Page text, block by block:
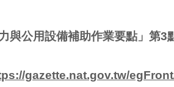
與公用設備補助作業要點」第3
gazette.nat.gov.tw/